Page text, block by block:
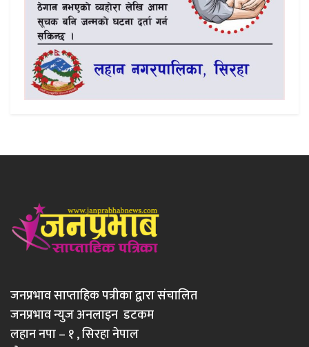
जनप्रभाव साप्ताहिक पत्रीका द्वारा संचालित
जनप्रभाव न्युज अनलाइन डटकम
लहान नपा – १ , सिरहा नेपाल